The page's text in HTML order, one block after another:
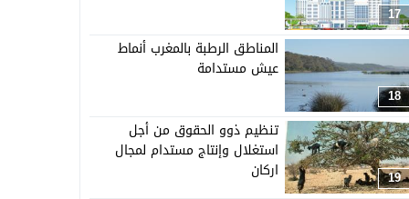
17
18
المناطق الرطبة بالمغرب أنماط
عيش مستدامة
19
تنظيم ذوو الحقوق من أجل
استغلال وإنتاج مستدام لمجال
اركان